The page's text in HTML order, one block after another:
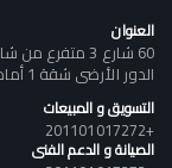
العنوان
60 شارع 3
الدور الأرضى شقة 1 أمام مدرسة طارق ابن زياد , سموحة , الأسكندرية
التسويق و المبيعات
+201101017272
الصيانة و الدعم الفنى